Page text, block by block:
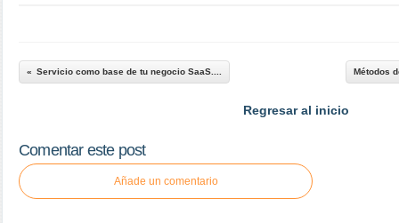
Servicio como base de tu negocio SaaS.... Métodos
Regresar al inicio
Comentar este post
Añade un comentario